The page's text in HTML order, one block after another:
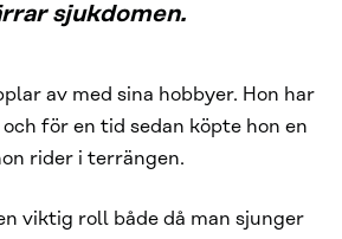
sjukdomen.
av med sina hobbyer. Hon har
för en tid sedan köpte hon en
rider i terrängen.
viktig roll både då man sjunger